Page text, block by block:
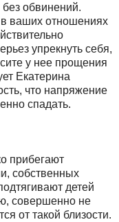
обвинений.
в ваших отношениях
упрекнуть себя,
у нее прощения
Екатерина
что напряжение
спадать.
прибегают
собственных
детей
совершенно не
от такой близости.